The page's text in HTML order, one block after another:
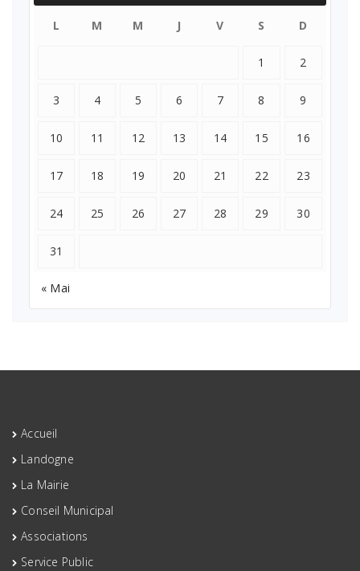
L M M J V S D
1 2
3 4 5 6 7 8 9
10 11 12 13 14 15 16
17 18 19 20 21 22 23
24 25 26 27 28 29 30
31
« Mai
Accueil
Landogne
La Mairie
Conseil Municipal
Associations
Service Public